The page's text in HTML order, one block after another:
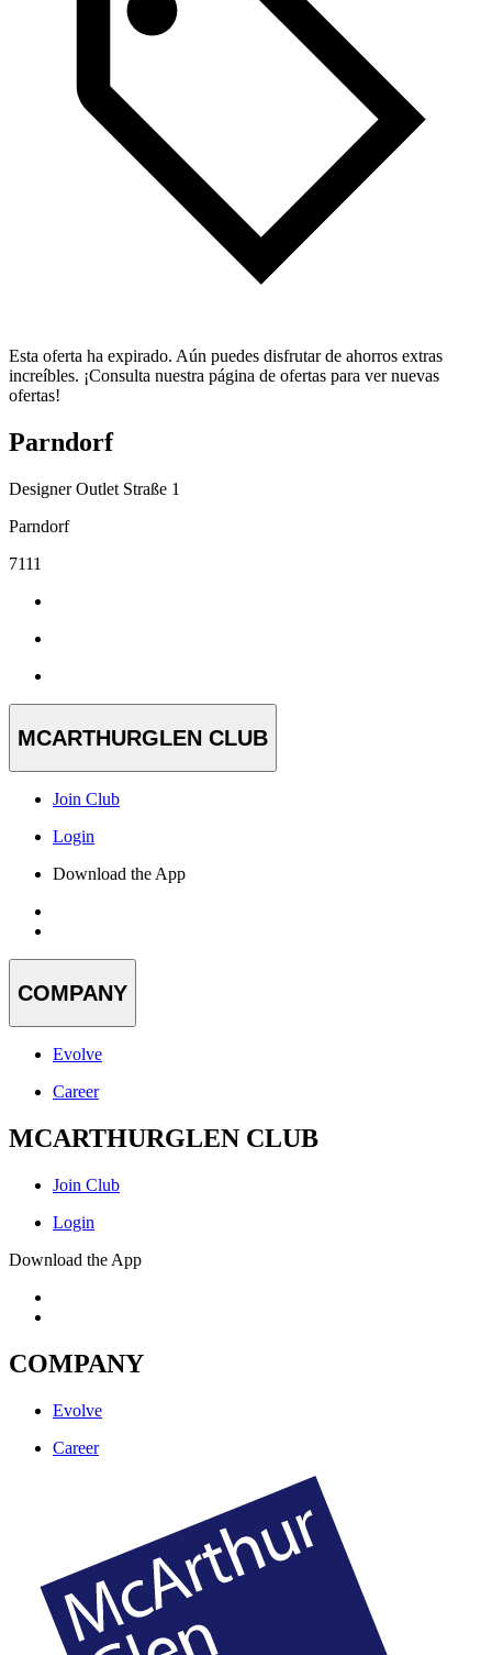
Esta oferta ha expirado. Aún puedes disfrutar de ahorros extras
increíbles. ¡Consulta nuestra página de ofertas para ver nuevas
ofertas!
Parndorf
Designer Outlet Straße 1
Parndorf
7111
MCARTHURGLEN CLUB
Join Club
Login
Download the App
COMPANY
Evolve
Career
MCARTHURGLEN CLUB
Join Club
Login
Download the App
COMPANY
Evolve
Career